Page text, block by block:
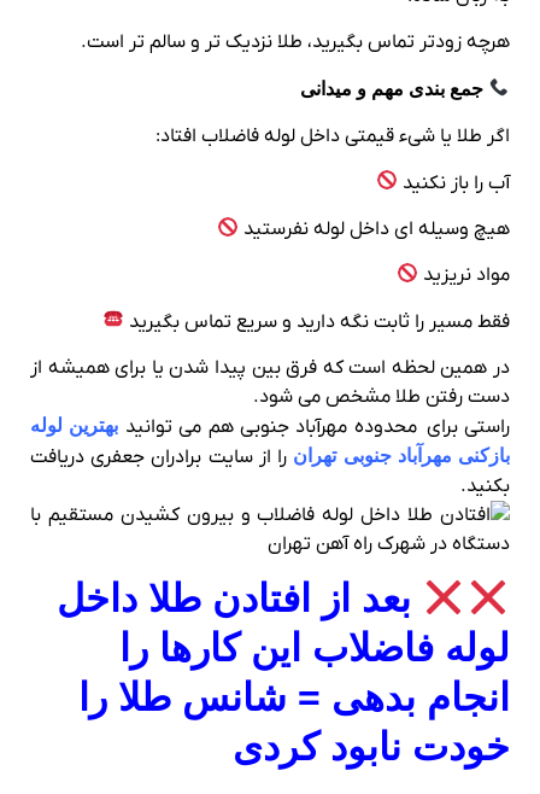
هرچه زودتر تماس بگیرید، طلا نزدیک‌ تر و سالم‌ تر است.
جمع‌ بندی مهم و میدانی
اگر طلا یا شیء قیمتی داخل لوله فاضلاب افتاد:
آب را باز نکنید
هیچ وسیله‌ ای داخل لوله نفرستید
مواد نریزید
فقط مسیر را ثابت نگه دارید و سریع تماس بگیرید
در همین لحظه است که فرق بین پیدا شدن یا برای همیشه از
دست رفتن طلا مشخص می‌ شود.
راستی برای محدوده مهرآباد جنوبی هم می توانید بهترین لوله
بازکنی مهرآباد جنوبی تهران را از سایت برادران جعفری دریافت
بکنید.
بعد از افتادن طلا داخل
لوله فاضلاب این کارها را
انجام بدهی = شانس طلا را
خودت نابود کردی